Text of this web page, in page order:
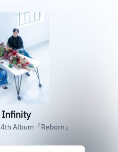
Infinity
Release 14th Album『Reborn』